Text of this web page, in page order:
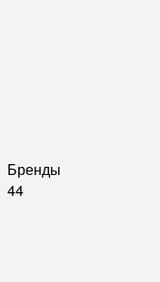
Бренды
44